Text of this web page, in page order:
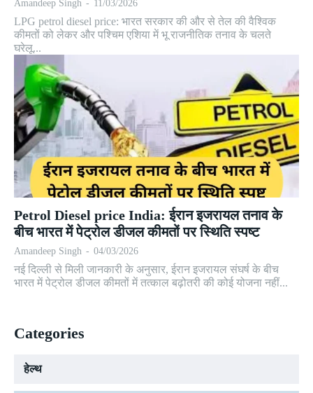
Amandeep Singh - 11/03/2026
LPG petrol diesel price: भारत सरकार की और से तेल की वैश्विक
कीमतों को लेकर और पश्चिम एशिया में भू राजनीतिक तनाव के चलते
घरेलू...
Petrol Diesel price India: ईरान इजरायल तनाव के
बीच भारत में पेट्रोल डीजल कीमतों पर स्थिति स्पष्ट
Amandeep Singh - 04/03/2026
नई दिल्ली से मिली जानकारी के अनुसार, ईरान इजरायल संघर्ष के बीच
भारत में पेट्रोल डीजल कीमतों में तत्काल बढ़ोतरी की कोई योजना नहीं...
Categories
हेल्थ